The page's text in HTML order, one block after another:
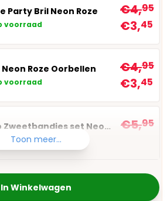
Party Bril Neon Roze
voorraad
€4,95
€3,45
Neon Roze Oorbellen
voorraad
€4,95
€3,45
Retro Zweetbandjes set Neon Roze
voorraad
€5,95
Toon meer...
In Winkelwagen